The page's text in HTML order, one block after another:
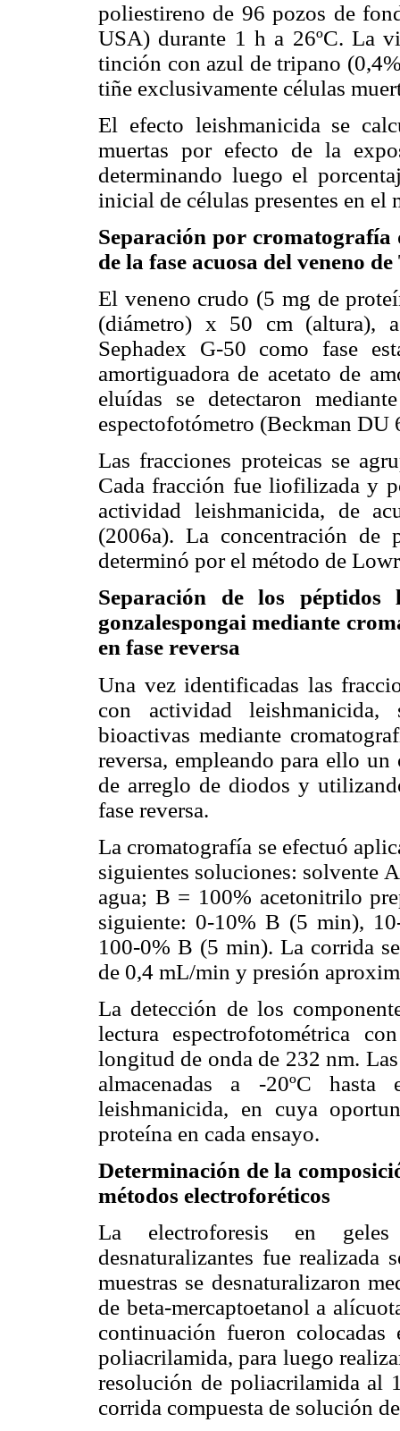
poliestireno de 96 pozos de
USA) durante 1 h a 26ºC. La
tinción con azul de tripano
tiñe exclusivamente células
El efecto leishmanicida se
muertas por efecto de la
determinando luego el
inicial de células presentes en el
Separación por cromatografía
de la fase acuosa del veneno
El veneno crudo (5 mg de
(diámetro) x 50 cm (altura),
Sephadex G-50 como fase
amortiguadora de acetato de
eluídas se detectaron
espectofotómetro (Beckman DU
Las fracciones proteicas se
Cada fracción fue liofilizada y
actividad leishmanicida, de
(2006a). La concentración de
determinó por el método de
Separación de los péptidos
gonzalespongai mediante
en fase reversa
Una vez identificadas las
con actividad
bioactivas mediante
reversa, empleando para ello
de arreglo de diodos y
fase reversa.
La cromatografía se efectuó
siguientes soluciones: solvente
agua; B = 100% acetonitrilo
siguiente: 0-10% B (5 min),
100-0% B (5 min). La corrida
de 0,4 mL/min y presión
La detección de los
lectura espectrofotométrica
longitud de onda de 232 nm.
almacenadas a -20ºC
leishmanicida, en cuya
proteína en cada ensayo.
Determinación de la
métodos electroforéticos
La electroforesis en
desnaturalizantes fue
muestras se desnaturalizaron
de beta-mercaptoetanol a
continuación fueron
poliacrilamida, para luego
resolución de poliacrilamida al
corrida compuesta de solución